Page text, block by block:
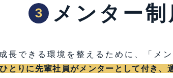
3 メンター制
長できる環境を整えるために、「メ
とりに先輩社員がメンターとして付き、